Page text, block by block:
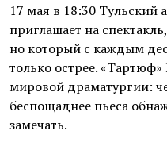
17 мая в 18:30 Тульский
приглашает на
но который с каждым
только острее.
мировой драматургии:
беспощаднее пьеса
замечать.